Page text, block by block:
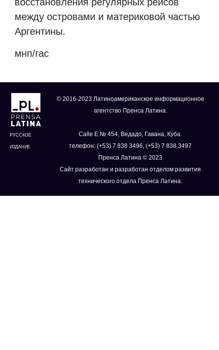
между островами и материковой частью
Аргентины.
мнп/гас
РУССКОЕ
ИЗДАНИЕ
© 2016-2023 Латиноамериканское информационное
агентство Пренса Латина.
Calle E № 454, Ведадо, Гавана, Куба.
телефон: (+53) 7 838 3496, (+53) 7 838 3497
Пренса Латина © 2023
Сайт разработан и разработан отделом развития
технического отдела Пренса Латина.